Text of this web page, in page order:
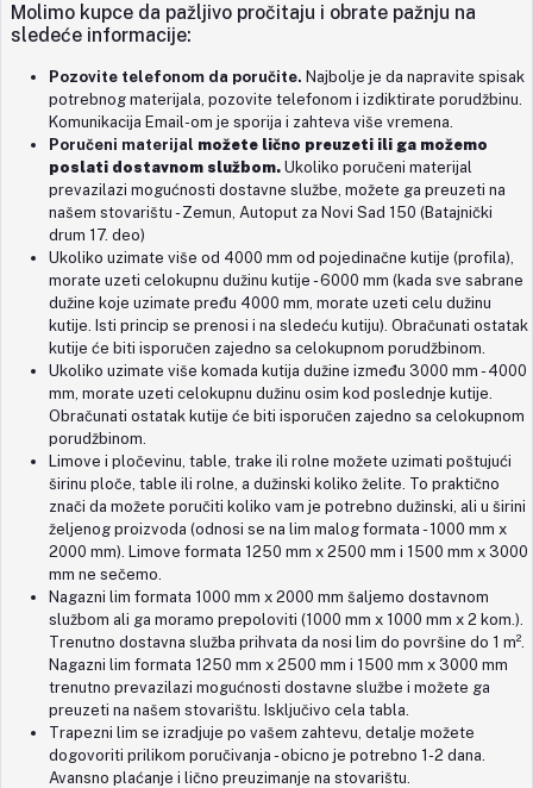
Molimo kupce da pažljivo pročitaju i obrate pažnju na
sledeće informacije:
Pozovite telefonom da poručite. Najbolje je da napravite spisak
potrebnog materijala, pozovite telefonom i izdiktirate porudžbinu.
Komunikacija Email-om je sporija i zahteva više vremena.
Poručeni materijal možete lično preuzeti ili ga možemo
poslati dostavnom službom. Ukoliko poručeni materijal
prevazilazi mogućnosti dostavne službe, možete ga preuzeti na
našem stovarištu - Zemun, Autoput za Novi Sad 150 (Batajnički
drum 17. deo)
Ukoliko uzimate više od 4000 mm od pojedinačne kutije (profila),
morate uzeti celokupnu dužinu kutije - 6000 mm (kada sve sabrane
dužine koje uzimate pređu 4000 mm, morate uzeti celu dužinu
kutije. Isti princip se prenosi i na sledeću kutiju). Obračunati ostatak
kutije će biti isporučen zajedno sa celokupnom porudžbinom.
Ukoliko uzimate više komada kutija dužine između 3000 mm - 4000
mm, morate uzeti celokupnu dužinu osim kod poslednje kutije.
Obračunati ostatak kutije će biti isporučen zajedno sa celokupnom
porudžbinom.
Limove i pločevinu, table, trake ili rolne možete uzimati poštujući
širinu ploče, table ili rolne, a dužinski koliko želite. To praktično
znači da možete poručiti koliko vam je potrebno dužinski, ali u širini
željenog proizvoda (odnosi se na lim malog formata - 1000 mm x
2000 mm). Limove formata 1250 mm x 2500 mm i 1500 mm x 3000
mm ne sečemo.
Nagazni lim formata 1000 mm x 2000 mm šaljemo dostavnom
službom ali ga moramo prepoloviti (1000 mm x 1000 mm x 2 kom.).
Trenutno dostavna služba prihvata da nosi lim do površine do 1 m².
Nagazni lim formata 1250 mm x 2500 mm i 1500 mm x 3000 mm
trenutno prevazilazi mogućnosti dostavne službe i možete ga
preuzeti na našem stovarištu. Isključivo cela tabla.
Trapezni lim se izradjuje po vašem zahtevu, detalje možete
dogovoriti prilikom poručivanja - obicno je potrebno 1-2 dana.
Avansno plaćanje i lično preuzimanje na stovarištu.